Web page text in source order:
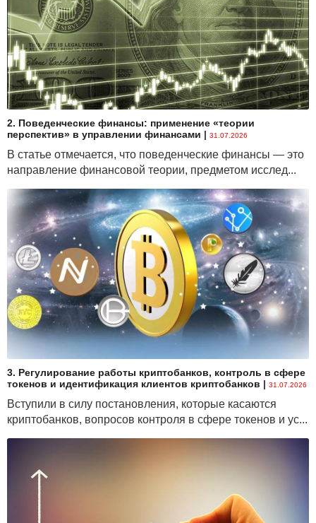
2. Поведенческие финансы: применение «теории
перспектив» в управлении финансами | 31.07.2026
В статье отмечается, что поведенческие финансы — это
направление финансовой теории, предметом исслед...
3. Регулирование работы криптобанков, контроль в сфере
токенов и идентификация клиентов криптобанков | 31.07.2026
Вступили в силу постановления, которые касаются
криптобанков, вопросов контроля в сфере токенов и ус...